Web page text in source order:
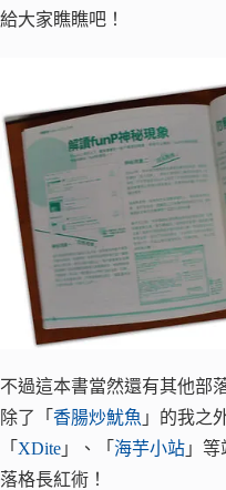
給大家瞧瞧吧！
不過這本書當然還有其他部
除了「 香腸炒魷魚 」的我之
「 XDite 」、「 海芋小站 」
落格長紅術！